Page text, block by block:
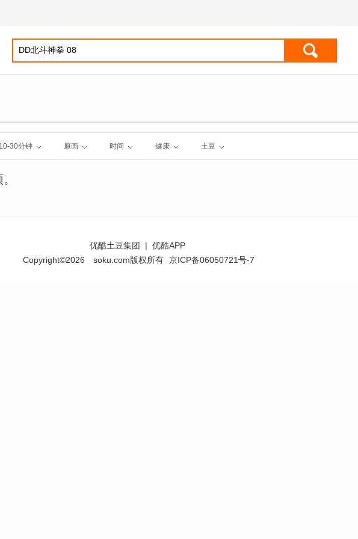
10-30分钟 原画 时间 健康 土豆
优酷土豆集团 | 优酷APP
Copyright©2026
soku.com版权所有 京ICP备06050721号-7